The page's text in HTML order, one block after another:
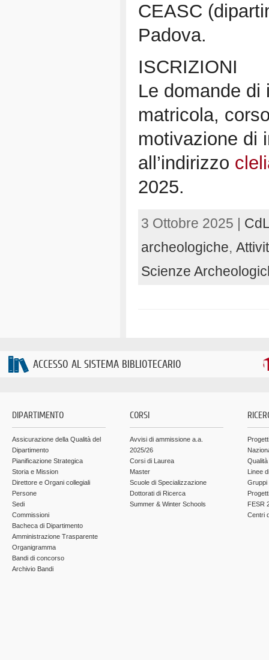
CEASC
Padova.
ISCRIZIONI
Le domande di
matricola,
motivazione di
all’indirizzo
2025.
3 Ottobre 2025 |
archeologiche,
Scienze
ACCESSO AL SISTEMA BIBLIOTECARIO
DIPARTIMENTO
Assicurazione della Qualità del
Dipartimento
Pianificazione Strategica
Storia e Mission
Direttore e Organi collegiali
Persone
Sedi
Commissioni
Bacheca di Dipartimento
Amministrazione Trasparente
Organigramma
Bandi di concorso
Archivio Bandi
CORSI
Avvisi di ammissione a.a.
2025/26
Corsi di Laurea
Master
Scuole di Specializzazione
Dottorati di Ricerca
Summer & Winter Schools
Linee
Gruppi
FESR
Centri